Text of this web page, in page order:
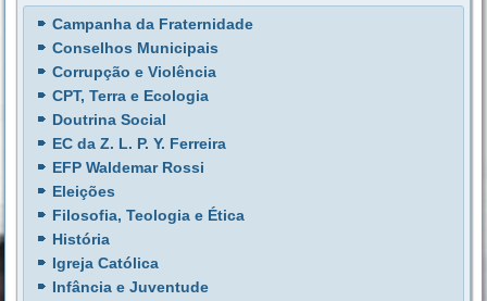
Campanha da Fraternidade
Conselhos Municipais
Corrupção e Violência
CPT, Terra e Ecologia
Doutrina Social
EC da Z. L. P. Y. Ferreira
EFP Waldemar Rossi
Eleições
Filosofia, Teologia e Ética
História
Igreja Católica
Infância e Juventude